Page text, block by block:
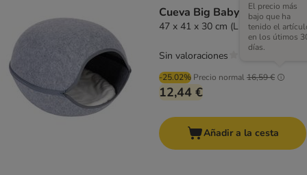
Cueva Big Baby para gatos
47 x 41 x 30 cm (L x An x Al)
-25.02% Precio normal16,59 €
El precio más
bajo que ha
tenido el
en los útimos
días.
12,44 €
Sin valoraciones
Añadir a la cesta